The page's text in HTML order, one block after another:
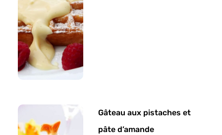
Gâteau aux pistaches et
pâte d’amande